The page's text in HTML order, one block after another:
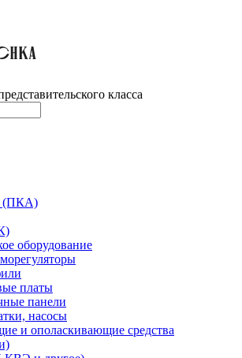
класса
(ПКА)
оборудование
платы
панели
насосы
и ополаскивающие средства